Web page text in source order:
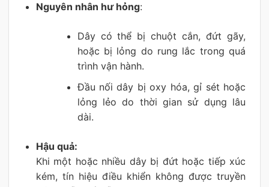
Nguyên nhân hư hỏng:
Dây có thể bị chuột cắn, đứt gãy,
hoặc bị lỏng do rung lắc trong quá
trình vận hành.
Đầu nối dây bị oxy hóa, gỉ sét hoặc
lỏng lẻo do thời gian sử dụng lâu
dài.
Hậu quả:
Khi một hoặc nhiều dây bị đứt hoặc tiếp xúc
kém, tín hiệu điều khiển không được truyền